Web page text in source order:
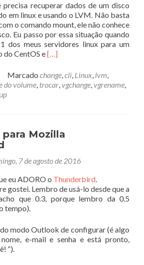
precisa recuperar dados de um disco
em linux e usando o LVM. Não basta
o comando mount, ele não conhece
Eu passo por essa situação quando
dos meus servidores linux para um
do CentOS eLeia
sobreMontando
disco
LVM
[…]
Marcado change,cli, Linux, lvm,
do volume, trocar,vgchange,vgrename,
Mozilla
7 de agosto de 2016
eu ADORO o Thunderbird.
gostei. Lembro de usá-lo desde que a
que 0.3, porque lembro da 0.5
tempo).
modo Outlook de configurar (é algo
e-mail e senha e está pronto,
“).